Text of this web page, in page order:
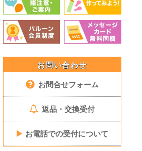
お問い合わせ
お問合せフォーム
返品・交換受付
▶ お電話での受付について